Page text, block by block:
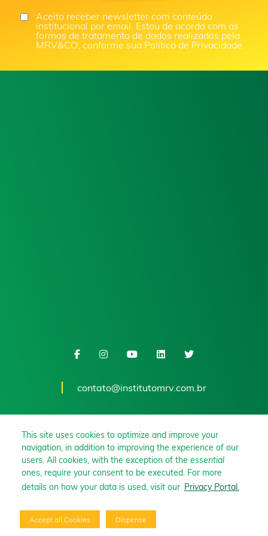
This site uses cookies to optimize and improve your
navigation, in addition to improving the experience of our
users. All cookies, with the exception of the essential
ones, require your consent to be executed. For more
details on how your data is used, visit our Privacy Portal.
Accept all Cookies Dispense
Aceito receber newsletter com conteúdo
institucional por email. Estou de acordo com as
formas de tratamento de dados realizados pela
MRV&CO, conforme sua Política de Privacidade.
contato@institutomrv.com.br